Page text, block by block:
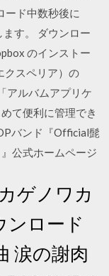
ード中数秒後に
す。 ダウンロー
のインストー
クスペリア）の
アルバムアプリケ
て便利に管理でき
バンド『Official髭
公式ホームページ
ゲノワカ
ンロード
涙の謝肉